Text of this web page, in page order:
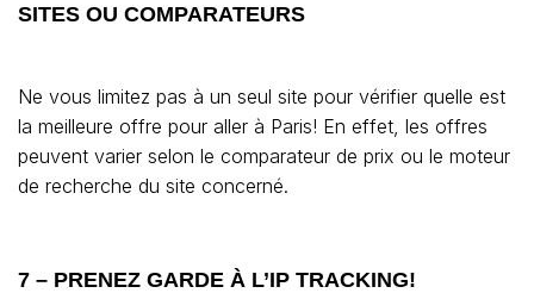
SITES OU COMPARATEURS
Ne vous limitez pas à un seul site pour vérifier quelle est
la meilleure offre pour aller à Paris! En effet, les offres
peuvent varier selon le comparateur de prix ou le moteur
de recherche du site concerné.
7 – PRENEZ GARDE À L’IP TRACKING!